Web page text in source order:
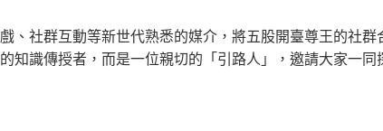
社群互動等新世代熟悉的媒介，將五股開臺尊王的社群
知識傳授者，而是一位親切的「引路人」，邀請大家一同